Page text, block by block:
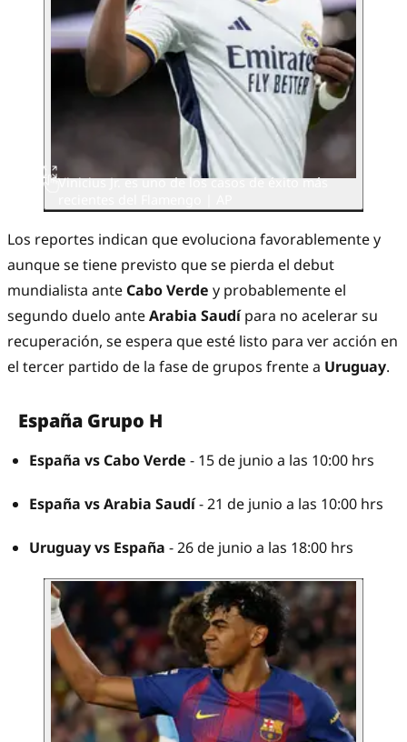
Vinicius Jr. es uno de los casos de éxito más
Los reportes indican que evoluciona favorablemente y
aunque se tiene previsto que se pierda el debut
mundialista ante Cabo Verde y probablemente el
segundo duelo anteArabia Saudípara no acelerar su
recuperación, se espera que esté listo para ver acción en
el tercer partido de la fase de grupos frente a Uruguay.
España Grupo H
España vs Cabo Verde - 15 de junio a las 10:00 hrs
España vs Arabia Saudí- 21 de junio a las 10:00 hrs
Uruguay vs España - 26 de junio a las 18:00 hrs